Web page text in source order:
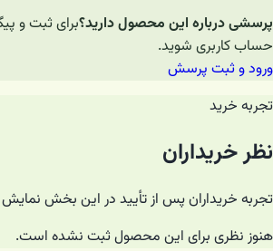
پرسشی درباره این محصول دارید؟برای ثبت و
حساب کاربری شوید.
ورود و ثبت پرسش
تجربه خرید
نظر خریداران
تجربه خریداران پس از تأیید در این بخش
هنوز نظری برای این محصول ثبت نشده است.